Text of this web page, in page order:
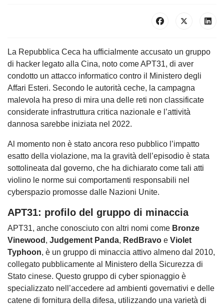
La Repubblica Ceca ha ufficialmente accusato un gruppo
di hacker legato alla Cina, noto come APT31, di aver
condotto un attacco informatico contro il Ministero degli
Affari Esteri. Secondo le autorità ceche, la campagna
malevola ha preso di mira una delle reti non classificate
considerate infrastruttura critica nazionale e l’attività
dannosa sarebbe iniziata nel 2022.
Al momento non è stato ancora reso pubblico l’impatto
esatto della violazione, ma la gravità dell’episodio è stata
sottolineata dal governo, che ha dichiarato come tali atti
violino le norme sui comportamenti responsabili nel
cyberspazio promosse dalle Nazioni Unite.
APT31: profilo del gruppo di minaccia
APT31, anche conosciuto con altri nomi come Bronze
Vinewood , Judgement Panda, RedBravo e Violet
Typhoon, è un gruppo di minaccia attivo almeno dal 2010,
collegato pubblicamente al Ministero della Sicurezza di
Stato cinese. Questo gruppo di cyber spionaggio è
specializzato nell’accedere ad ambienti governativi e delle
catene di fornitura della difesa, utilizzando una varietà di